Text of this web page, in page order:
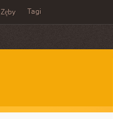
Zęby Tagi